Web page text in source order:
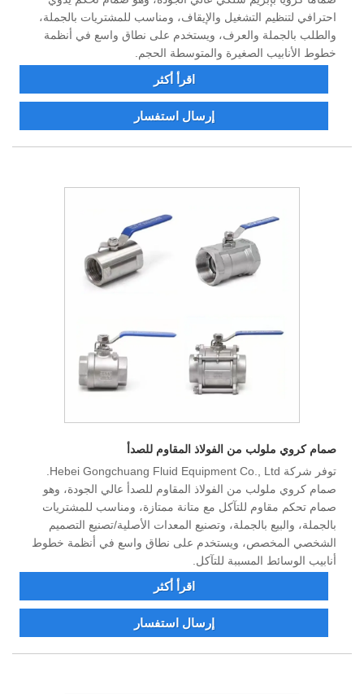
احترافي لتنظيم التشغيل والإيقاف، ومناسب للمشتريات بالجملة،
والطلب بالجملة والعرف، ويستخدم على نطاق واسع في أنظمة
خطوط الأنابيب الصغيرة والمتوسطة الحجم.
اقرأ أكثر
إرسال استفسار
صمام كروي ملولب من الفولاذ المقاوم للصدأ
صمام كروي ملولب من الفولاذ المقاوم للصدأ عالي الجودة، وهو
صمام تحكم مقاوم للتآكل مع متانة ممتازة، ومناسب للمشتريات
بالجملة، والبيع بالجملة، وتصنيع المعدات الأصلية/تصنيع التصميم
الشخصي المخصص، ويستخدم على نطاق واسع في أنظمة خطوط
أنابيب الوسائط المسببة للتآكل.
اقرأ أكثر
إرسال استفسار